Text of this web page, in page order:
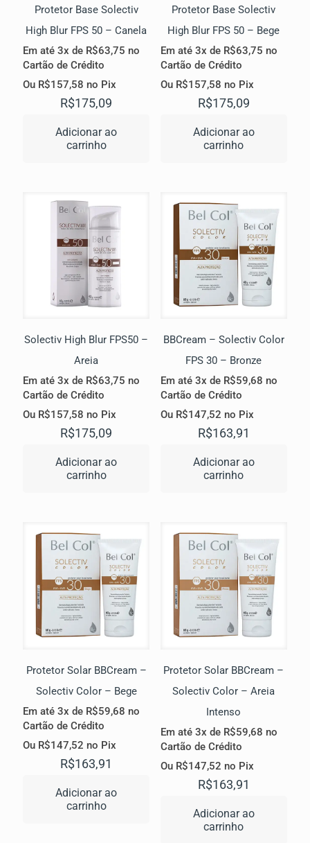
Protetor Base Solectiv
High Blur FPS 50 – Canela
Em até 3x de R$63,75 no
Cartão de Crédito
Ou R$157,58 no Pix
R$175,09
Adicionar ao
carrinho
Protetor Base Solectiv
High Blur FPS 50 – Bege
Em até 3x de R$63,75 no
Cartão de Crédito
Ou R$157,58 no Pix
R$175,09
Adicionar ao
carrinho
Solectiv High Blur FPS50 –
Areia
Em até 3x de R$63,75 no
Cartão de Crédito
Ou R$157,58 no Pix
R$175,09
Adicionar ao
carrinho
BBCream – Solectiv Color
FPS 30 – Bronze
Em até 3x de R$59,68 no
Cartão de Crédito
Ou R$147,52 no Pix
R$163,91
Adicionar ao
carrinho
Protetor Solar BBCream –
Solectiv Color – Bege
Em até 3x de R$59,68 no
Cartão de Crédito
Ou R$147,52 no Pix
R$163,91
Adicionar ao
carrinho
Protetor Solar BBCream –
Solectiv Color – Areia
Intenso
Em até 3x de R$59,68 no
Cartão de Crédito
Ou R$147,52 no Pix
R$163,91
Adicionar ao
carrinho